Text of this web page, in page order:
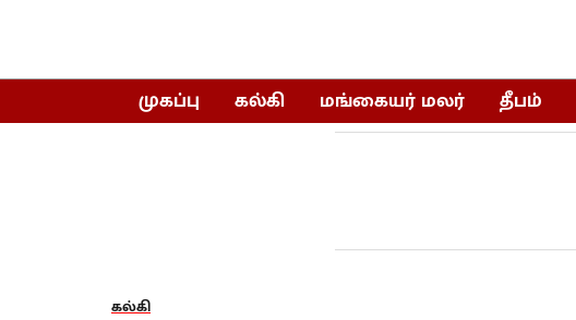
முகப்பு கல்கி மங்கையர் மலர் தீபம்
கல்கி